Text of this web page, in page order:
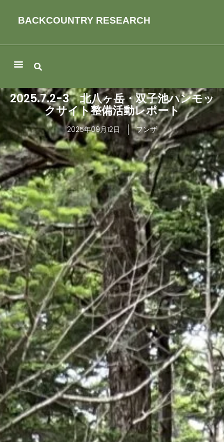
BACKCOUNTRY RESEARCH
2025.7.2-3 北八ヶ岳・双子池ハンモッ
クサイト整備活動レポート
2025年09月12日 フンザ